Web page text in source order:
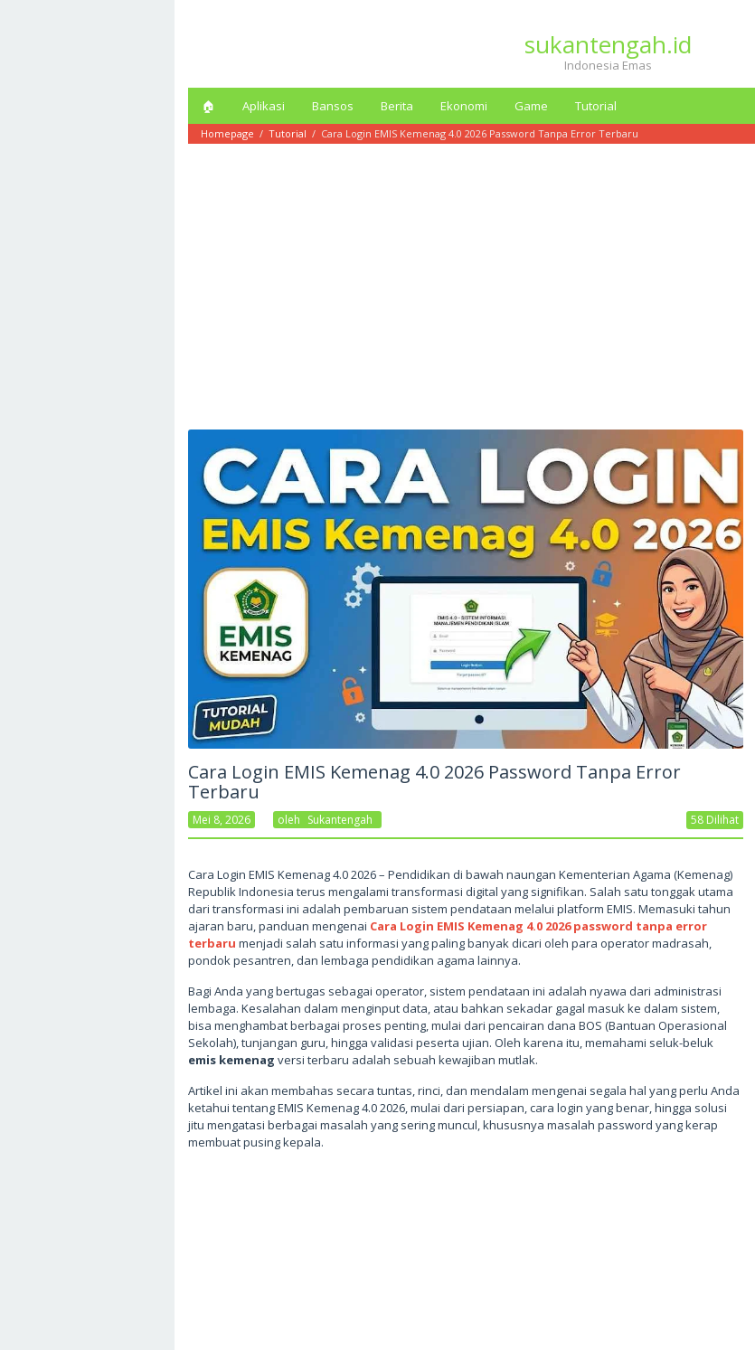
sukantengah.id
Indonesia Emas
🏠︎ Aplikasi Bansos Berita Ekonomi Game Tutorial
Homepage / Tutorial / Cara Login EMIS Kemenag 4.0 2026 Password Tanpa Error Terbaru
Cara Login EMIS Kemenag 4.0 2026 Password Tanpa Error
Terbaru
Mei 8, 2026 Oleh Sukantengah 58 Dilihat
Cara Login EMIS Kemenag 4.0 2026 – Pendidikan di bawah naungan Kementerian Agama (Kemenag)
Republik Indonesia terus mengalami transformasi digital yang signifikan. Salah satu tonggak utama
dari transformasi ini adalah pembaruan sistem pendataan melalui platform EMIS. Memasuki tahun
ajaran baru, panduan mengenai Cara Login EMIS Kemenag 4.0 2026 password tanpa error
terbaru menjadi salah satu informasi yang paling banyak dicari oleh para operator madrasah,
pondok pesantren, dan lembaga pendidikan agama lainnya.
Bagi Anda yang bertugas sebagai operator, sistem pendataan ini adalah nyawa dari administrasi
lembaga. Kesalahan dalam menginput data, atau bahkan sekadar gagal masuk ke dalam sistem,
bisa menghambat berbagai proses penting, mulai dari pencairan dana BOS (Bantuan Operasional
Sekolah), tunjangan guru, hingga validasi peserta ujian. Oleh karena itu, memahami seluk-beluk
emis kemenag versi terbaru adalah sebuah kewajiban mutlak.
Artikel ini akan membahas secara tuntas, rinci, dan mendalam mengenai segala hal yang perlu Anda
ketahui tentang EMIS Kemenag 4.0 2026, mulai dari persiapan, cara login yang benar, hingga solusi
jitu mengatasi berbagai masalah yang sering muncul, khususnya masalah password yang kerap
membuat pusing kepala.